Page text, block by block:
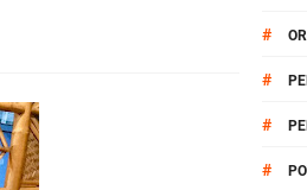
Atlet Menuju Porprov Jatim 2027
#
#
#
#